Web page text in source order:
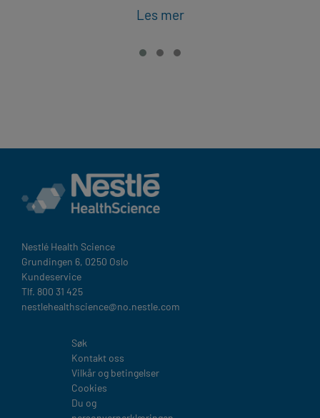
Les mer
Nestlé Health Science​
Grundingen 6, 0250 Oslo
Kundeservice
Tlf. 800 31 425
nestlehealthscience@no.nestle.com​
Legal
Søk
Kontakt oss
Vilkår og betingelser
Cookies
Du og